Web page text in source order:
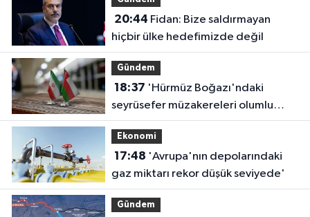
20:44
hiçbir ülke hedefimizde değil
Gündem
18:37
seyrüsefer müzakereleri olumlu
ilerliyor'
Ekonomi
17:48
gaz miktarı rekor düşük seviyede'
Gündem